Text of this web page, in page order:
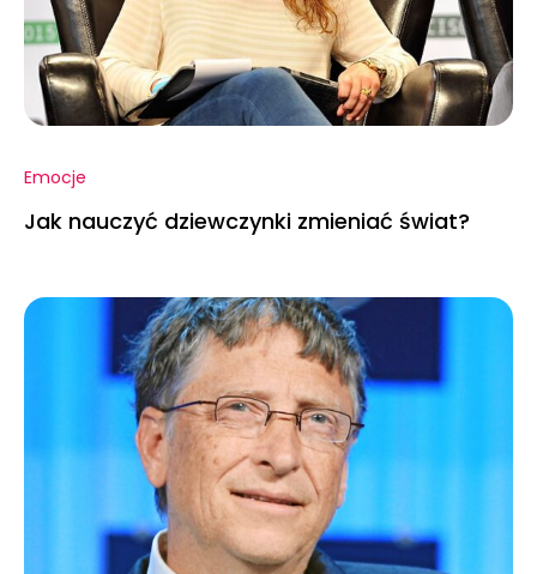
Emocje
Jak nauczyć dziewczynki zmieniać świat?